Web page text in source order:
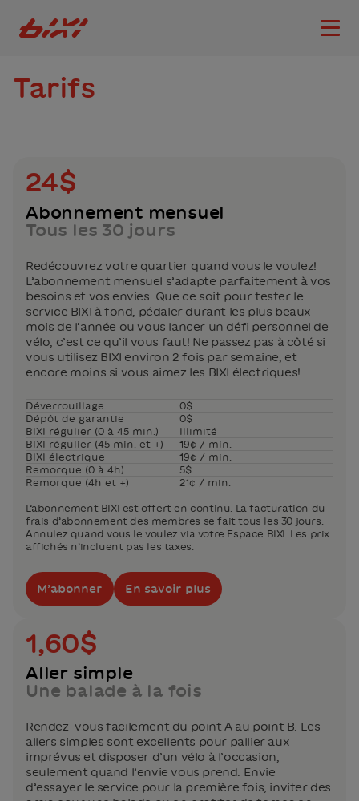
Logo Bixi Montréal
Tarifs
24$
Abonnement mensuel
Tous les 30 jours
Redécouvrez votre quartier quand vous le voulez!
L’abonnement mensuel s’adapte parfaitement à vos
besoins et vos envies. Que ce soit pour tester le
service BIXI à fond, pédaler durant les plus beaux
mois de l’année ou vous lancer un défi personnel de
vélo, c’est ce qu’il vous faut! Ne passez pas à côté si
vous utilisez BIXI environ 2 fois par semaine, et
encore moins si vous aimez les BIXI électriques!
Déverrouillage
0$
Dépôt de garantie
0$
BIXI régulier (0 à 45 min.)
Illimité
BIXI régulier (45 min. et +)
19¢ / min.
BIXI électrique
19¢ / min.
Remorque (0 à 4h)
5$
Remorque (4h et +)
21¢ / min.
M’abonner En savoir plus
L’abonnement BIXI est offert en continu. La facturation du
frais d’abonnement des membres se fait tous les 30 jours.
Annulez quand vous le voulez via votre Espace BIXI. Les prix
affichés n’incluent pas les taxes.
1,60$
Aller simple
Une balade à la fois
Rendez-vous facilement du point A au point B. Les
allers simples sont excellents pour pallier aux
imprévus et disposer d’un vélo à l’occasion,
seulement quand l’envie vous prend. Envie
d’essayer le service pour la première fois, inviter des